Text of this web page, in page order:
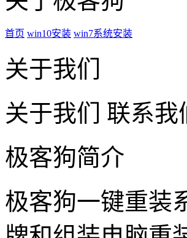
首页 win10安装 win7系统安装
关于我们
关于我们
联系我
极客狗简介
极客狗一键重装